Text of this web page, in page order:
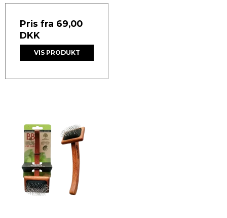
Pris fra 69,00
DKK
VIS PRODUKT